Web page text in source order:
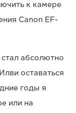
к камере
Canon EF-
абсолютно
оставаться
годы я
или на